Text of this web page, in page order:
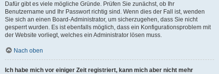
Dafür gibt es viele mögliche Gründe. Prüfen Sie zunächst, ob Ihr
Benutzername und Ihr Passwort richtig sind. Wenn dies der Fall ist, wenden
Sie sich an einen Board-Administrator, um sicherzugehen, dass Sie nicht
gesperrt wurden. Es ist ebenfalls möglich, dass ein Konfigurationsproblem mit
der Website vorliegt, welches ein Administrator lösen muss.
Nach oben
Ich habe mich vor einiger Zeit registriert, kann mich aber nicht mehr